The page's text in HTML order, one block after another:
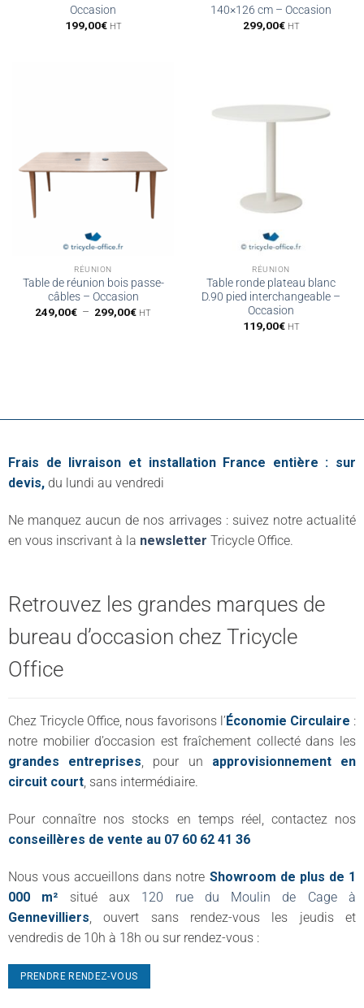
Occasion
199,00€ HT
140×126 cm – Occasion
299,00€ HT
RÉUNION
Table de réunion bois passe-
câbles – Occasion
249,00€ – 299,00€Plage
HT
RÉUNION
Table ronde plateau blanc
D.90 pied interchangeable –
Occasion
119,00€ HT
Frais de livraison et installation France entière : sur
devis, du lundi au vendredi
Ne manquez aucun de nos arrivages : suivez notre actualité
en vous inscrivant à la newsletter Tricycle Office.
Retrouvez les grandes marques de
bureau d’occasion chez Tricycle
Office
Chez Tricycle Office, nous favorisons l’Économie Circulaire :
notre mobilier d’occasion est fraîchement collecté dans les
grandes entreprises, pour un approvisionnement en
circuit court, sans intermédiaire.
Pour connaître nos stocks en temps réel, contactez nos
conseillères de vente au 07 60 62 41 36
Nous vous accueillons dans notre Showroom de plus de 1
000 m² situé aux 120 rue du Moulin de Cage à
Gennevilliers , ouvert sans rendez-vous les jeudis et
vendredis de 10h à 18h ou sur rendez-vous :
PRENDRE RENDEZ-VOUS